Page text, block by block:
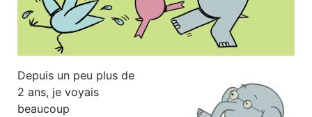
Depuis un peu plus de
2 ans, je voyais
beaucoup